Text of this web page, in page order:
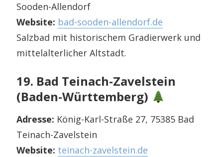
Sooden-Allendorf
Website: bad-sooden-allendorf.de
Salzbad mit historischem Gradierwerk und
mittelalterlicher Altstadt.
19. Bad Teinach-Zavelstein
(Baden-Württemberg)
Adresse: König-Karl-Straße 27, 75385 Bad
Teinach-Zavelstein
Website: teinach-zavelstein.de